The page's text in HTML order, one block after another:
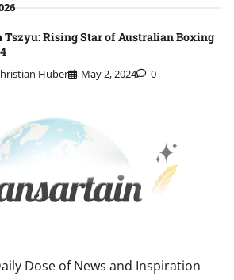
Tszyu: Rising Star of Australian Boxing
Huber May 2, 2024 0
Dose of News and Inspiration